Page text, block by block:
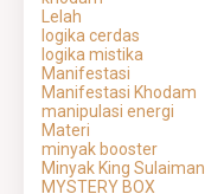
Lelah
logika cerdas
logika mistika
Manifestasi
Manifestasi Khodam
manipulasi energi
Materi
minyak booster
Minyak King Sulaiman
MYSTERY BOX